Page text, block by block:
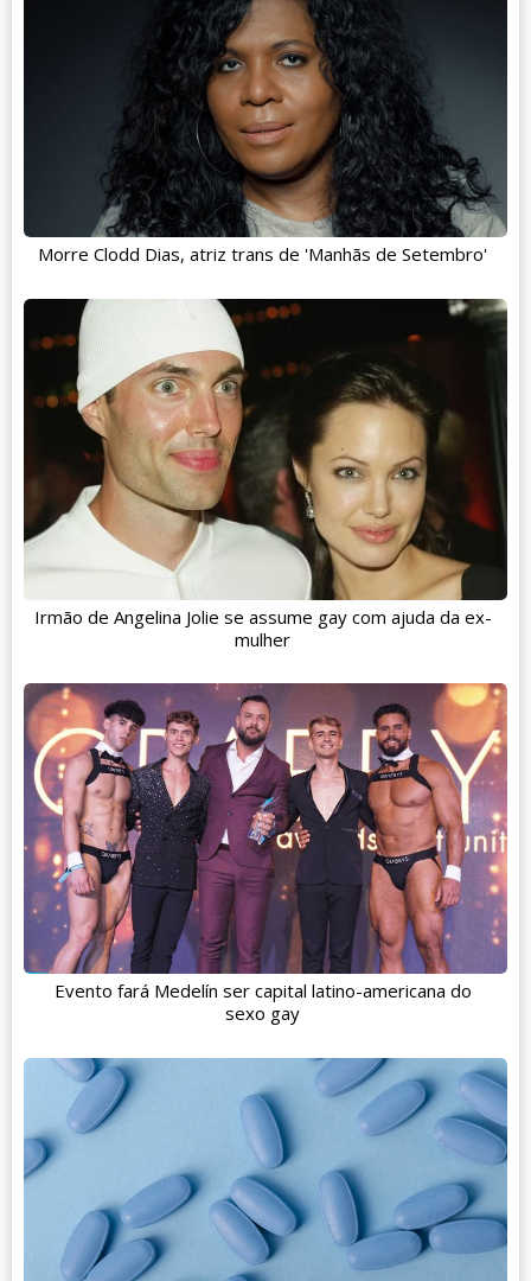
Morre Clodd Dias, atriz trans de 'Manhãs de Setembro'
Irmão de Angelina Jolie se assume gay com ajuda da ex-
mulher
Evento fará Medelín ser capital latino-americana do
sexo gay